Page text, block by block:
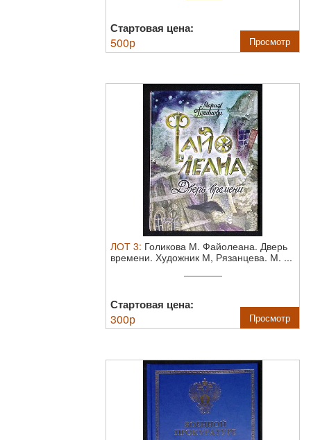
Стартовая цена:
500р Просмотр
ЛОТ 3: Голикова М. Файолеана. Дверь
времени. Художник М, Рязанцева. М. ...
Стартовая цена:
300р Просмотр